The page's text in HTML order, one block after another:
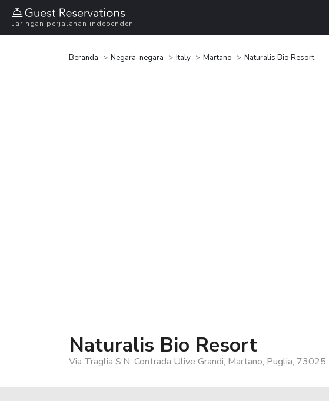
Jaringan perjalanan independen
Beranda Negara-negara Italy Martano Naturalis Bio Resort
Naturalis Bio Resort
Via Traglia S.N. Contrada Ulive Grandi, Martano, Puglia,